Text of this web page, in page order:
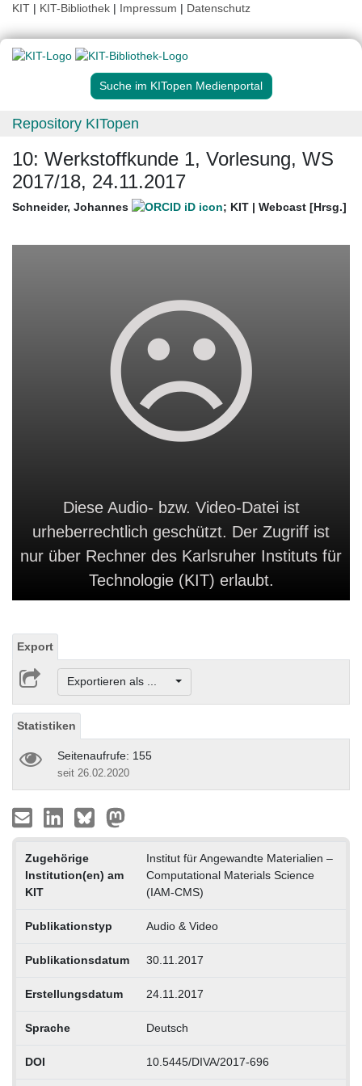
KIT | KIT-Bibliothek | Impressum | Datenschutz
Suche im KITopen Medienportal
Repository KITopen
10: Werkstoffkunde 1, Vorlesung, WS
2017/18, 24.11.2017
Schneider, Johannes ; KIT | Webcast [Hrsg.]
Diese Audio- bzw. Video-Datei ist
urheberrechtlich geschützt. Der Zugriff ist
nur über Rechner des Karlsruher Instituts für
Technologie (KIT) erlaubt.
Export
Exportieren als ...
Statistiken
Seitenaufrufe: 155
seit 26.02.2020
Zugehörige
Institution(en) am
KIT
Institut für Angewandte Materialien –
Computational Materials Science
(IAM-CMS)
Publikationstyp Audio & Video
Publikationsdatum 30.11.2017
Erstellungsdatum 24.11.2017
Sprache Deutsch
DOI 10.5445/DIVA/2017-696